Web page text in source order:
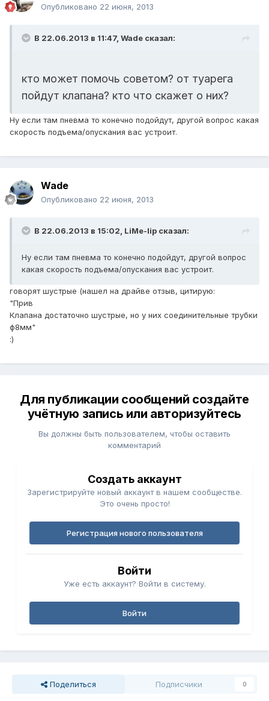
Опубликовано 22 июня, 2013
В 22.06.2013 в 11:47, Wade сказал:
кто может помочь советом? от туарега
пойдут клапана? кто что скажет о них?
Ну если там пневма то конечно подойдут, другой вопрос какая
скорость подъема/опускания вас устроит.
Wade
Опубликовано 22 июня, 2013
В 22.06.2013 в 15:02, LiMe-lip сказал:
Ну если там пневма то конечно подойдут, другой вопрос
какая скорость подъема/опускания вас устроит.
говорят шустрые (нашел на драйве отзыв, цитирую:
"Прив
Клапана достаточно шустрые, но у них соединительные трубки
ф8мм"
:)
Для публикации сообщений создайте
учётную запись или авторизуйтесь
Вы должны быть пользователем, чтобы оставить
комментарий
Создать аккаунт
Зарегистрируйте новый аккаунт в нашем сообществе.
Это очень просто!
Регистрация нового пользователя
Войти
Уже есть аккаунт? Войти в систему.
Войти
Поделиться Подписчики 0